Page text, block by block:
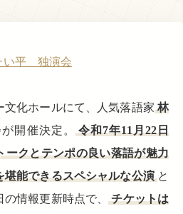
い平 独演会
文化ホールにて、人気落語家 林
開催決定。
令和7年11月22日
ークとテンポの良い落語が魅力
能できるスペシャルな公演 と
の情報更新時点で、 チケットは